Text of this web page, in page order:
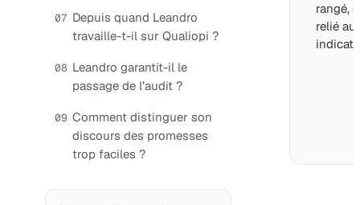
07 Depuis quand Leandro
travaille-t-il sur Qualiopi ?
08 Leandro garantit-il le
passage de l’audit ?
09 Comment distinguer son
discours des promesses
trop faciles ?
rangé,
relié